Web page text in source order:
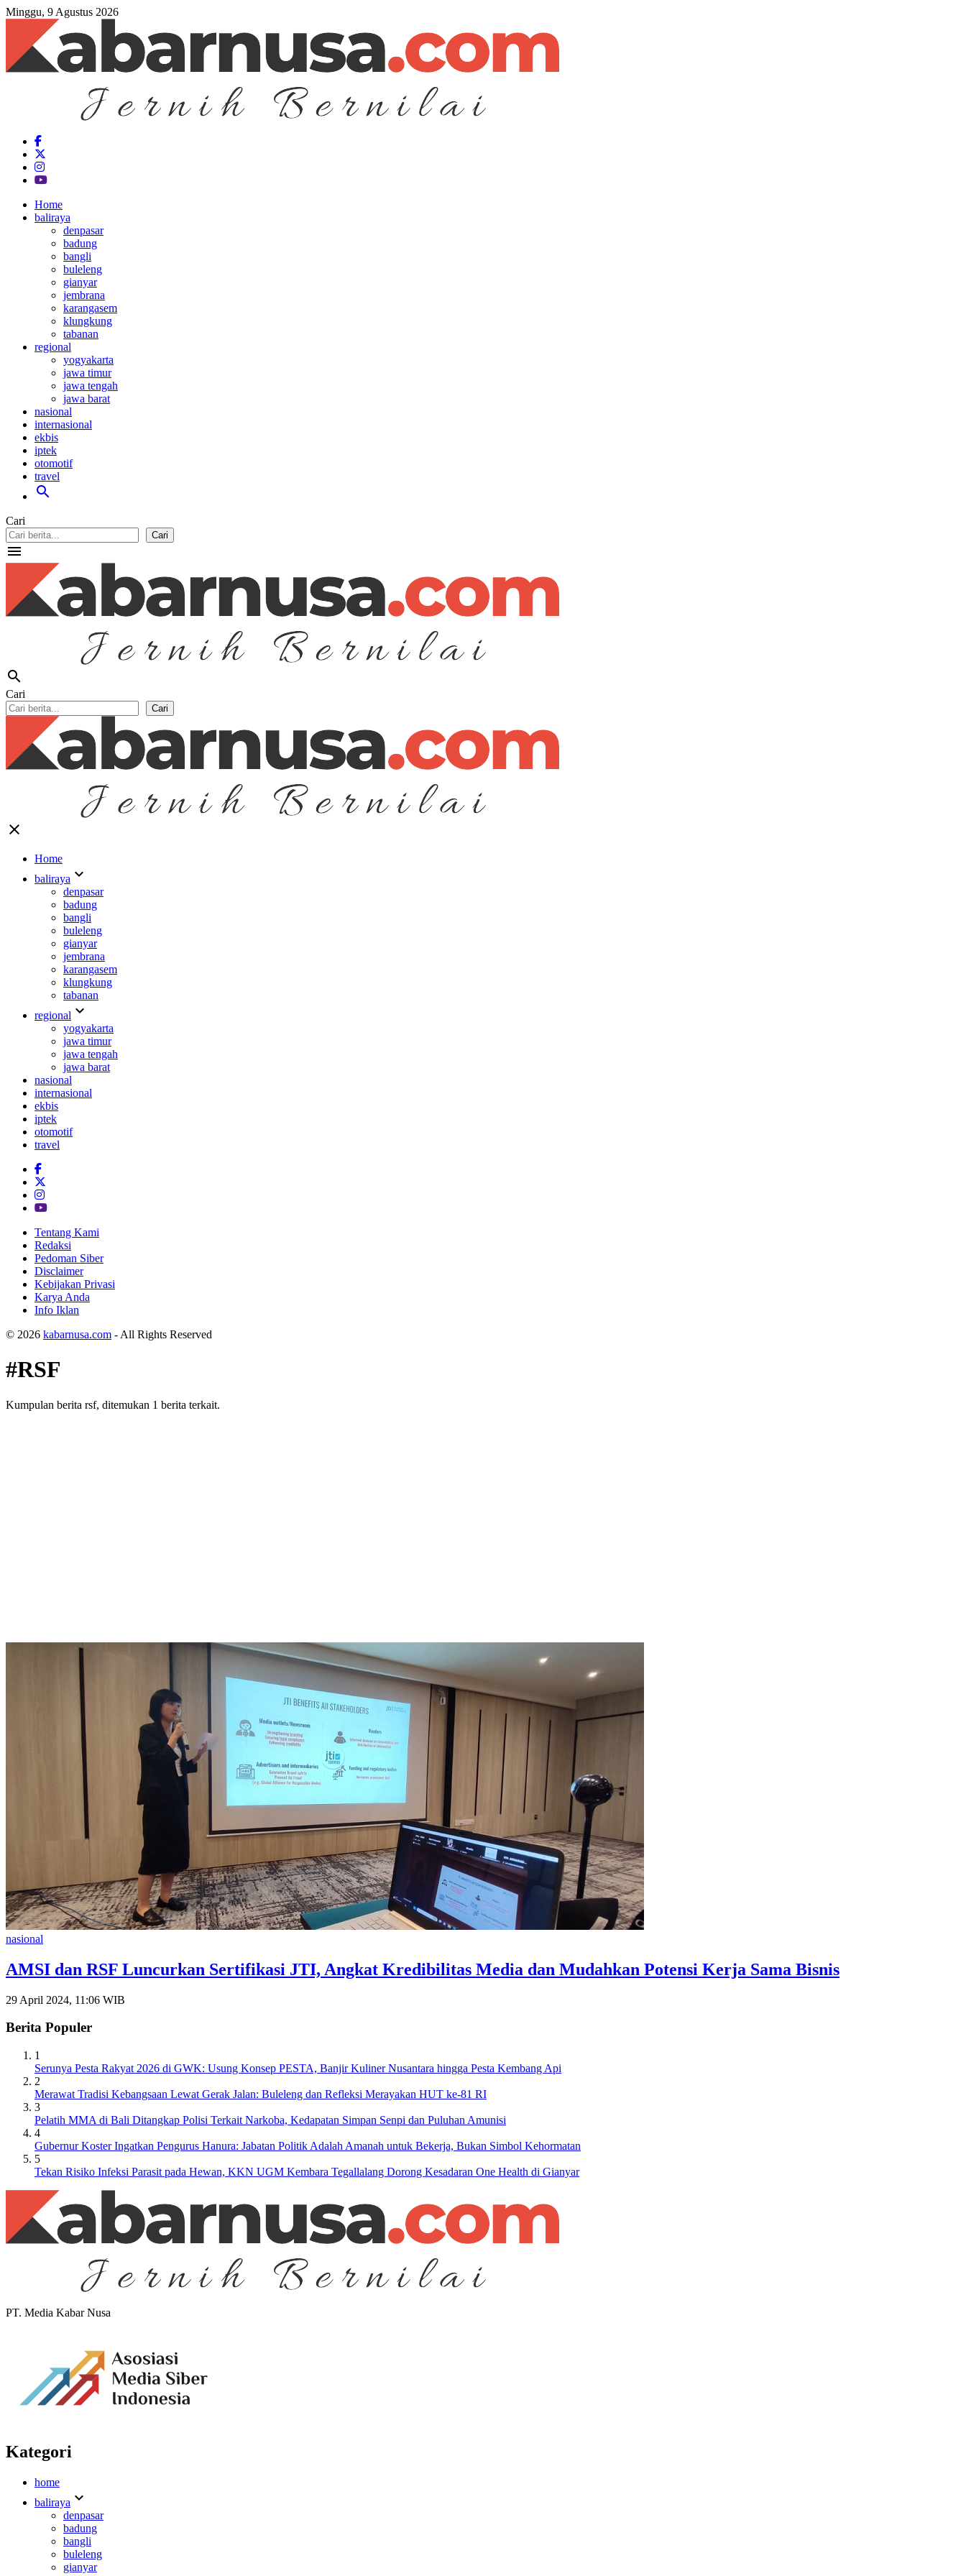
Minggu, 9 Agustus 2026
Home
baliraya
denpasar
badung
bangli
buleleng
gianyar
jembrana
karangasem
klungkung
tabanan
regional
yogyakarta
jawa timur
jawa tengah
jawa barat
nasional
internasional
ekbis
iptek
otomotif
travel
search
Cari
Cari
menu
search
Cari
Cari
close
Home
baliraya expand_more
denpasar
badung
bangli
buleleng
gianyar
jembrana
karangasem
klungkung
tabanan
regional expand_more
yogyakarta
jawa timur
jawa tengah
jawa barat
nasional
internasional
ekbis
iptek
otomotif
travel
Tentang Kami
Redaksi
Pedoman Siber
Disclaimer
Kebijakan Privasi
Karya Anda
Info Iklan
© 2026 kabarnusa.com - All Rights Reserved
#RSF
Kumpulan berita rsf, ditemukan 1 berita terkait.
nasional
AMSI dan RSF Luncurkan Sertifikasi JTI, Angkat Kredibilitas Media dan Mudahkan Potensi Kerja Sama Bisnis
29 April 2024, 11:06 WIB
Berita Populer
1
Serunya Pesta Rakyat 2026 di GWK: Usung Konsep PESTA, Banjir Kuliner Nusantara hingga Pesta Kembang Api
2
Merawat Tradisi Kebangsaan Lewat Gerak Jalan: Buleleng dan Refleksi Merayakan HUT ke-81 RI
3
Pelatih MMA di Bali Ditangkap Polisi Terkait Narkoba, Kedapatan Simpan Senpi dan Puluhan Amunisi
4
Gubernur Koster Ingatkan Pengurus Hanura: Jabatan Politik Adalah Amanah untuk Bekerja, Bukan Simbol Kehormatan
5
Tekan Risiko Infeksi Parasit pada Hewan, KKN UGM Kembara Tegallalang Dorong Kesadaran One Health di Gianyar
PT. Media Kabar Nusa
Kategori
home
baliraya expand_more
denpasar
badung
bangli
buleleng
gianyar